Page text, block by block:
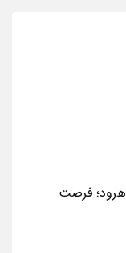
شماره 2 شاهرود؛ فرصت